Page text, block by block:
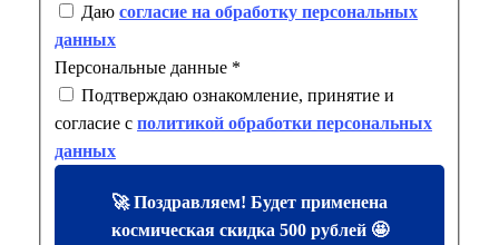
Даю согласие на обработку персональных
данных
Персональные данные *
Подтверждаю ознакомление, принятие и
согласие с политикой обработки персональных
данных
🚀 Поздравляем! Будет применена
космическая скидка 500 рублей 🤩